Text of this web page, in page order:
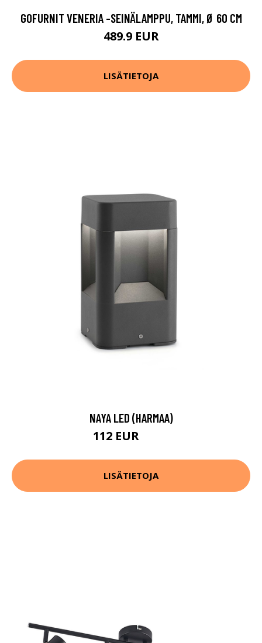
GOFURNIT VENERIA -SEINÄLAMPPU, TAMMI, Ø 60 CM
489.9 EUR
LISÄTIETOJA
NAYA LED (HARMAA)
112 EUR
LISÄTIETOJA